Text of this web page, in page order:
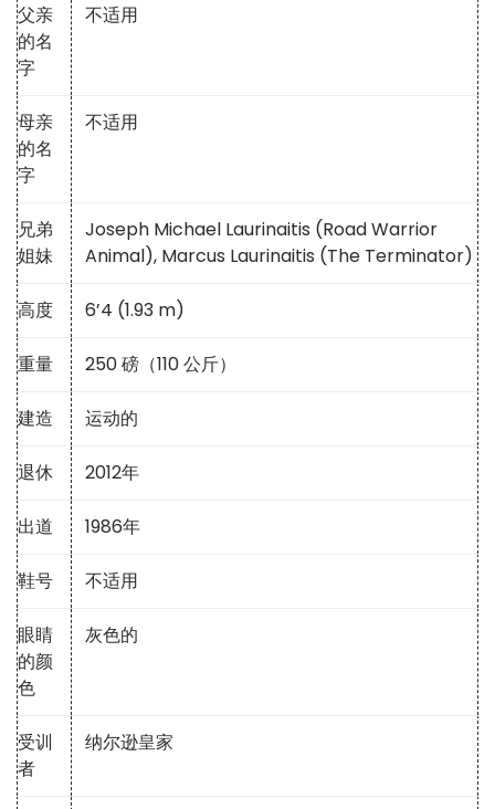
父亲
的名
字
不适用
母亲
的名
字
不适用
兄弟
姐妹
Joseph Michael Laurinaitis (Road Warrior
Animal), Marcus Laurinaitis (The Terminator)
高度 6’4 (1.93 m)
重量 250 磅（110 公斤）
建造 运动的
退休 2012年
出道 1986年
鞋号 不适用
眼睛
的颜
色
灰色的
受训
者
纳尔逊皇家